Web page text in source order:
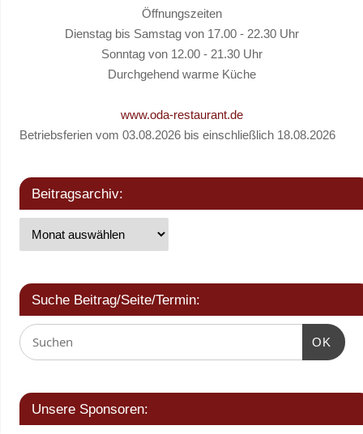
Öffnungszeiten
Dienstag bis Samstag von 17.00 - 22.30 Uhr
Sonntag von 12.00 - 21.30 Uhr
Durchgehend warme Küche
www.oda-restaurant.de
Betriebsferien vom 03.08.2026 bis einschließlich 18.08.2026
Beitragsarchiv:
Suche Beitrag/Seite/Termin:
OK
Unsere Sponsoren: